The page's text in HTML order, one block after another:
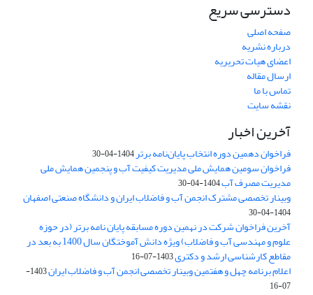
دسترسی سریع
صفحه اصلی
درباره نشریه
اعضای هیات تحریریه
ارسال مقاله
تماس با ما
نقشه سایت
آخرین اخبار
فراخوان دهمین دوره انتخاب پایان‌نامه برتر1404-04-30
فراخوان سومین همایش ملی مدیریت کیفیت آب و پنجمین همایش ملی
مدیریت مصرف آب1404-04-30
وبینار تخصصی مشترک انجمن آب و فاضلاب ایران و دانشگاه صنعتی اصفهان
1404-04-30
آخرین فراخوان شرکت در نهمین دوره مسابقه پایان نامه برتر (در حوزه
علوم و مهندسی آب و فاضلاب) ویژه دانش آموختگان سال 1400 به بعد در
مقاطع کارشناسی ارشد و دکتری1403-07-16
اعلام برنامه چهل و هفتمین وبینار تخصصی انجمن آب و فاضلاب ایران
1403-
07-16